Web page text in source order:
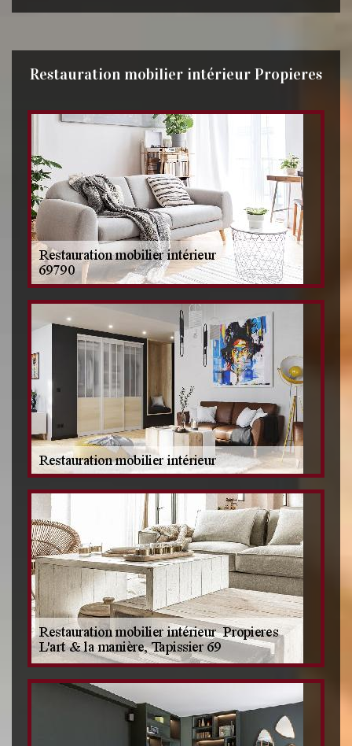
Restauration mobilier intérieur Propieres